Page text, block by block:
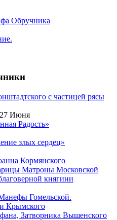
Обручника
с частицей рясы
27 Июня
Радость»
злых сердец»
Кормянского
Матроны Московской
княгини
Гомельской.
Крымского
Затворника Вышенского